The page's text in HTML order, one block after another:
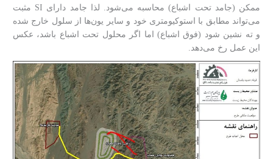
ممکن (جامد تحت اشباع) محاسبه می‌شود. لذا جامد دارای SI مثبت
می‌تواند مطابق با استوکیومتری خود و سایر یون‌ها از سلول خارج شده
و ته نشین شود (فوق اشباع) اما اگر محلول تحت اشباع باشد، عکس
این عمل رخ می‌دهد.